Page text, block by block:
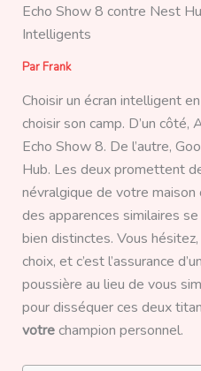
Echo Show 8 contre Nest
Intelligents
Par Frank
Choisir un écran intelligent
choisir son camp. D’un
Echo Show 8. De l’autre,
Hub. Les deux promettent
névralgique de votre maison
des apparences similaires
bien distinctes. Vous
choix, et c’est l’assurance
poussière au lieu de vous
pour disséquer ces deux
votrechampion personnel.